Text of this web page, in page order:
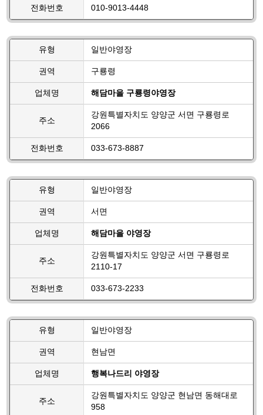
전화번호 010-9013-4448
유형 일반야영장
권역 구룡령
업체명 해담마을 구룡령야영장
주소
강원특별자치도 양양군 서면 구룡령로
2066
전화번호 033-673-8887
유형 일반야영장
권역 서면
업체명 해담마을 야영장
주소
강원특별자치도 양양군 서면 구룡령로
2110-17
전화번호 033-673-2233
유형 일반야영장
권역 현남면
업체명 행복나드리 야영장
주소
강원특별자치도 양양군 현남면 동해대로
958